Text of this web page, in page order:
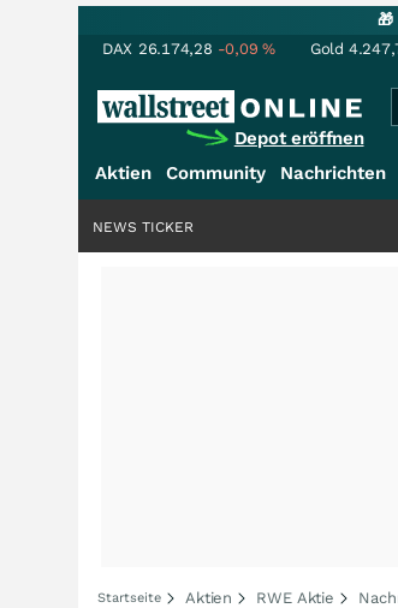
DAX 26.174,28 -0,09% Gold
Depot eröffnen
Aktien Community Nachrichten
NEWS TICKER
Startseite Aktien RWE Aktie